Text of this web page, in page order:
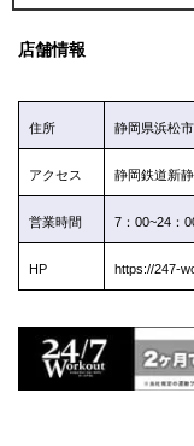
店舗情報
住所 静岡県浜松
アクセス 静岡鉄道新
営業時間 7：00~24：
HP https://247-